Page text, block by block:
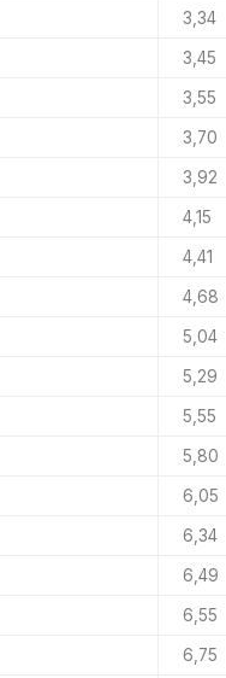
3,34
3,45
3,55
3,70
3,92
4,15
4,41
4,68
5,04
5,29
5,55
5,80
6,05
6,34
6,49
6,55
6,75